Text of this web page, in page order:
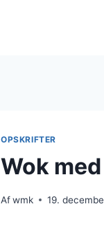
OPSKRIFTER
Wok
Afwmk 19.